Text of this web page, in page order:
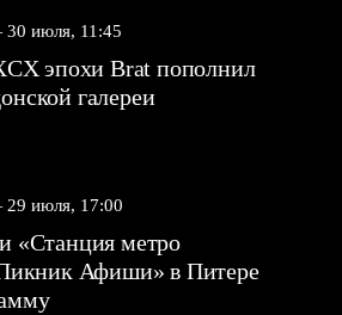
30 июля, 11:45
эпохи Brat пополнил
галереи
29 июля, 17:00
«Станция метро
Афиши» в Питере